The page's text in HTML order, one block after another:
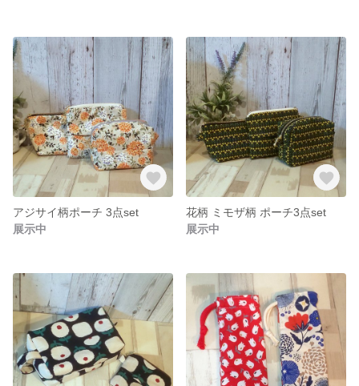
アジサイ柄ポーチ 3点set
展示中
花柄 ミモザ柄 ポーチ3点set
展示中